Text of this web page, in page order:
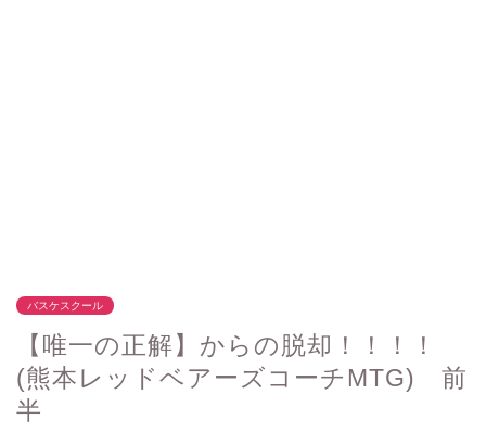
バスケスクール
【唯一の正解】からの脱却！！！！
(熊本レッドベアーズコーチMTG) 前
半